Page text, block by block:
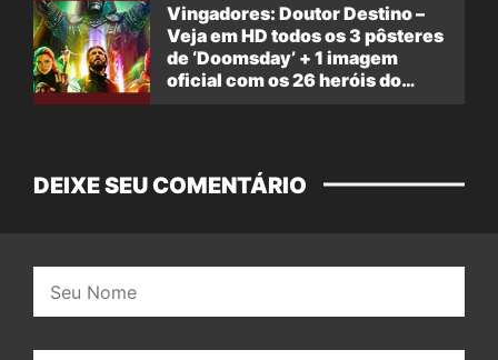
Vingadores: Doutor Destino –
Veja em HD todos os 3 pôsteres
de ‘Doomsday’ + 1 imagem
oficial com os 26 heróis do
DEIXE SEU COMENTÁRIO